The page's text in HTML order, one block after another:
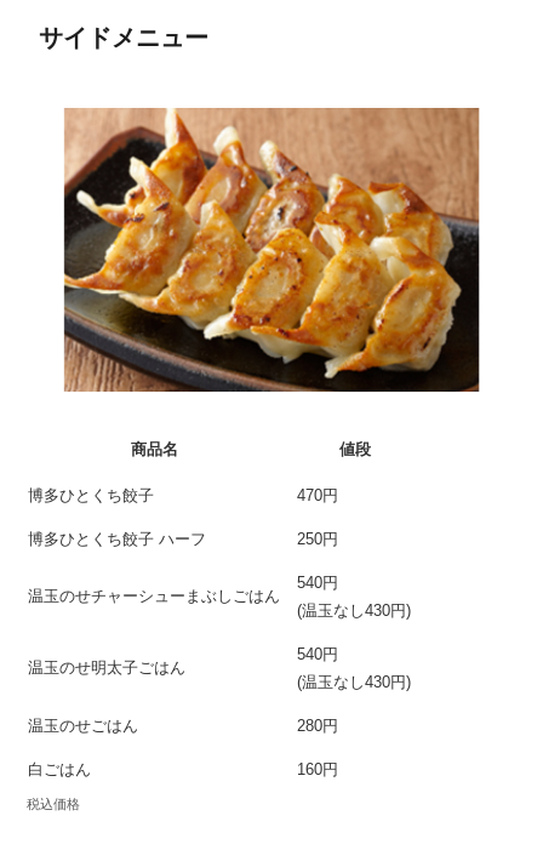
サイドメニュー
商品名 値段
博多ひとくち餃子 470円
博多ひとくち餃子 ハーフ 250円
温玉のせチャーシューまぶしごはん
540円
(温玉なし430円)
温玉のせ明太子ごはん
540円
(温玉なし430円)
温玉のせごはん 280円
白ごはん 160円
税込価格